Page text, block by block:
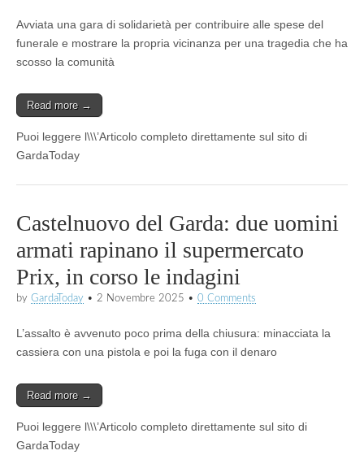
Avviata una gara di solidarietà per contribuire alle spese del
funerale e mostrare la propria vicinanza per una tragedia che ha
scosso la comunità
Read more →
Puoi leggere l\\\’Articolo completo direttamente sul sito di
GardaToday
Castelnuovo del Garda: due uomini
armati rapinano il supermercato
Prix, in corso le indagini
by GardaToday • 2 Novembre 2025 • 0 Comments
L’assalto è avvenuto poco prima della chiusura: minacciata la
cassiera con una pistola e poi la fuga con il denaro
Read more →
Puoi leggere l\\\’Articolo completo direttamente sul sito di
GardaToday